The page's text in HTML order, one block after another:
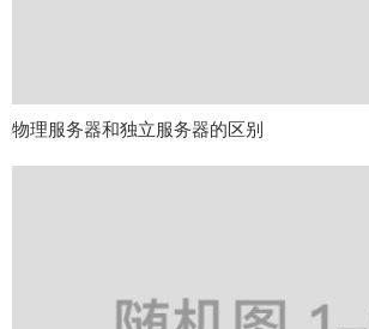
物理服务器和独立服务器的区别